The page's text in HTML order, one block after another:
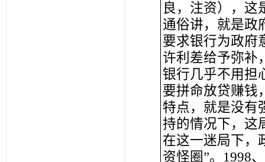
良，注资），这
通俗讲，就是政
要求银行为政府
许利差给予弥补
银行几乎不用担
要拼命放贷赚钱
特点，就是没有
持的情况下，这
在这一迷局下，
资怪圈”。1998